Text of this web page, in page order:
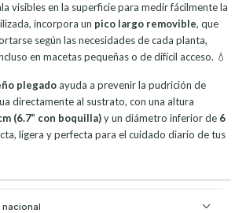
visibles en la superficie para medir fácilmente la
incorpora un pico largo removible, que
según las necesidades de cada planta,
en macetas pequeñas o de difícil acceso. 💧
plegadoayuda a prevenir la pudrición de
directamente al sustrato, con una altura
(6.7” con boquilla)y un diámetro inferior de 6
ligera y perfecta para el cuidado diario de tus
nacional